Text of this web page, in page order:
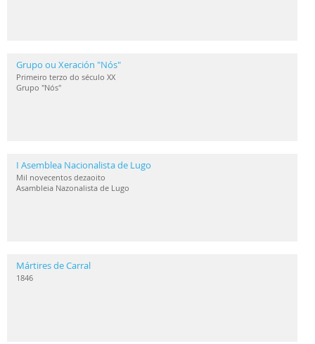
Grupo ou Xeración "Nós"
Primeiro terzo do século XX
Grupo "Nós"
I Asemblea Nacionalista de Lugo
Mil novecentos dezaoito
Asambleia Nazonalista de Lugo
Mártires de Carral
1846